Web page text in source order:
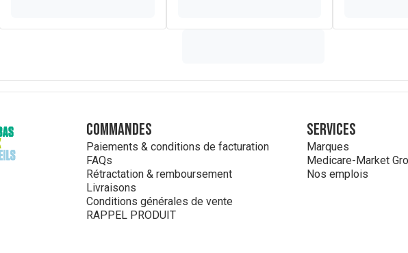
Commandes
Paiements & conditions de facturation
FAQs
Rétractation & remboursement
Livraisons
Conditions générales de vente
RAPPEL PRODUIT
Services
Marques
Medicare-Market
Nos emplois